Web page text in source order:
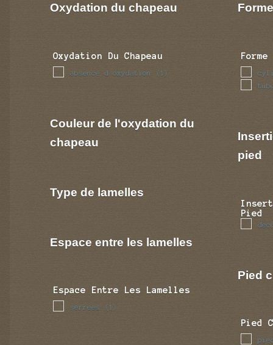
Oxydation du chapeau
Oxydation Du Chapeau
absence d oxydation (1)
Couleur de l'oxydation du
chapeau
Type de lamelles
Espace entre les lamelles
Espace Entre Les Lamelles
serrees (1)
pied
Pied
Pied
Pied